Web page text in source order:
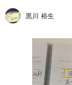
黒川 裕生